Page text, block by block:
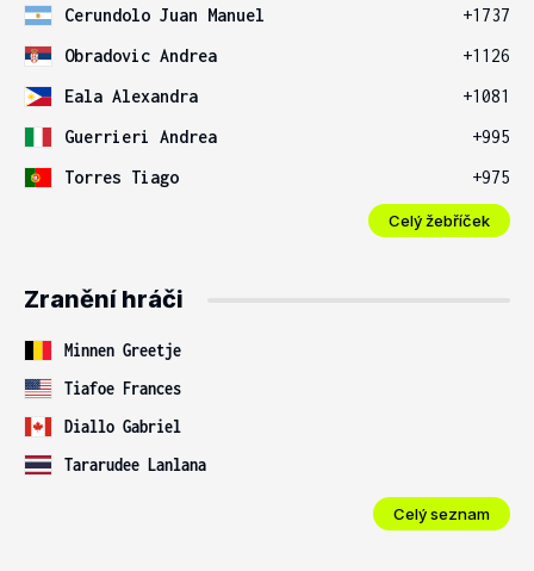
Cerundolo Juan Manuel
+1737
Obradovic Andrea
+1126
Eala Alexandra
+1081
Guerrieri Andrea
+995
Torres Tiago
+975
Celý žebříček
Zranění hráči
Minnen Greetje
Tiafoe Frances
Diallo Gabriel
Tararudee Lanlana
Celý seznam